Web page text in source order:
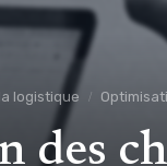
logistique
des